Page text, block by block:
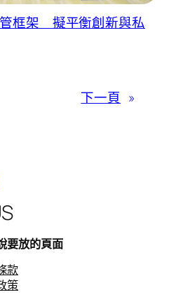
框架 擬平衡創新與私
下一頁 »
要放的頁面
款
策